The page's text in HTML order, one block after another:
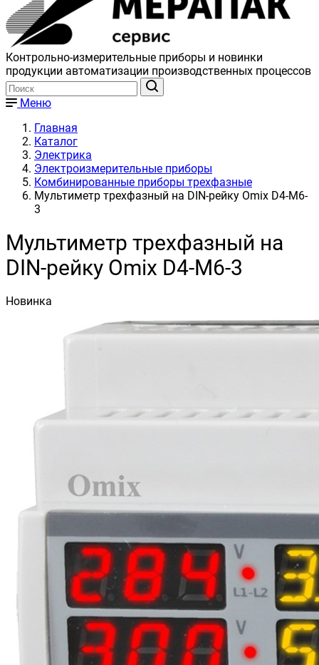
Контрольно-измерительные приборы и новинки
продукции автоматизации производственных процессов
Меню
Главная
Каталог
Электрика
Электроизмерительные приборы
Комбинированные приборы трехфазные
Мультиметр трехфазный на DIN-рейку Omix D4-M6-
3
Мультиметр трехфазный на
DIN-рейку Omix D4-M6-3
Новинка